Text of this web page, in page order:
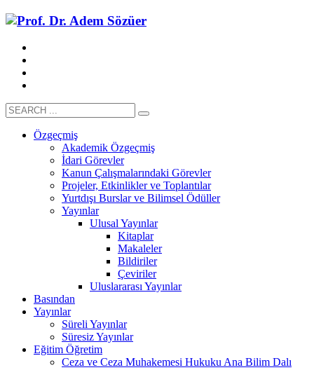
Özgeçmiş
Akademik Özgeçmiş
İdari Görevler
Kanun Çalışmalarındaki Görevler
Projeler, Etkinlikler ve Toplantılar
Yurtdışı Burslar ve Bilimsel Ödüller
Yayınlar
Ulusal Yayınlar
Kitaplar
Makaleler
Bildiriler
Çeviriler
Uluslararası Yayınlar
Basından
Yayınlar
Süreli Yayınlar
Süresiz Yayınlar
Eğitim Öğretim
Ceza ve Ceza Muhakemesi Hukuku Ana Bilim Dalı